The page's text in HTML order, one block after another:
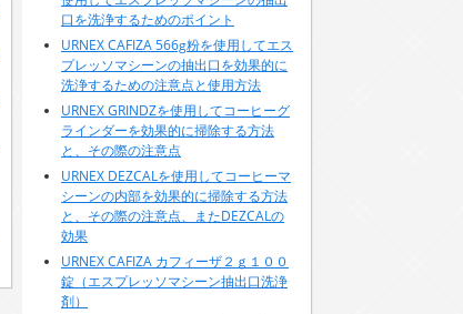
口を洗浄するためのポイント
URNEX CAFIZA 566g粉を使用してエス
プレッソマシーンの抽出口を効果的に
洗浄するための注意点と使用方法
URNEX GRINDZを使用してコーヒーグ
ラインダーを効果的に掃除する方法
と、その際の注意点
URNEX DEZCALを使用してコーヒーマ
シーンの内部を効果的に掃除する方法
と、その際の注意点、またDEZCALの
効果
URNEX CAFIZA カフィーザ２ｇ１００
錠（エスプレッソマシーン抽出口洗浄
剤）